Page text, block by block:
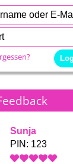
Sunja
PIN: 123